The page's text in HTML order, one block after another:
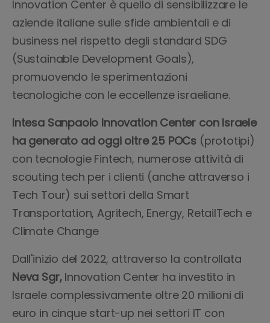
Innovation Center è quello di sensibilizzare le
aziende italiane sulle sfide ambientali e di
business nel rispetto degli standard SDG
(Sustainable Development Goals),
promuovendo le sperimentazioni
tecnologiche con le eccellenze israeliane.
Intesa Sanpaolo Innovation Center con Israele
ha generato ad oggi oltre 25 POCs (prototipi)
con tecnologie Fintech, numerose attività di
scouting tech per i clienti (anche attraverso i
Tech Tour) sui settori della Smart
Transportation, Agritech, Energy, RetailTech e
Climate Change
Dall'inizio del 2022, attraverso la controllata
Neva Sgr,Innovation Center ha investito in
Israele complessivamente oltre 20 milioni di
euro in cinque start-up nei settori IT con